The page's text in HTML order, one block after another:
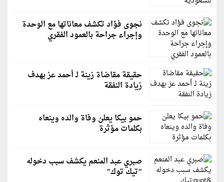
نجوى فؤاد تكشف معاناتها مع الوحدة
وإجراء جراحة بالعمود الفقري
حقيقة مقاضاة زينة لـ أحمد عز بهدف
زيادة النفقة
حمو بيكا يعلن وفاة والده وينعاه
بكلمات مؤثرة
صبري عبد المنعم يكشف سبب دخوله
"تيك توك"